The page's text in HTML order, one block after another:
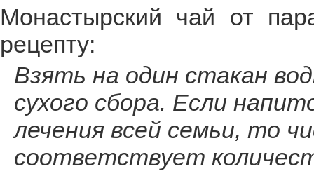
Монастырский чай от
рецепту:
Взять на один стакан
сухого сбора. Если
лечения всей семьи, то
соответствует